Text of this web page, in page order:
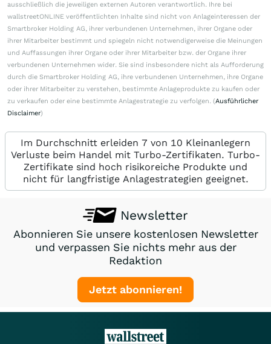
ausschließlich die jeweiligen externen Autoren verantwortlich. Ihre bei
wallstreetONLINE veröffentlichten Inhalte sind nicht von Anlageinteressen der
Smartbroker Holding AG, ihrer verbundenen Unternehmen, ihrer Organe oder
ihrer Mitarbeiter bestimmt und spiegeln nicht notwendigerweise die Meinungen
und Auffassungen ihrer Organe oder ihrer Mitarbeiter bzw. der Organe ihrer
verbundenen Unternehmen wider. Sie sind insbesondere nicht als Aufforderung
durch die Smartbroker Holding AG, ihre verbundenen Unternehmen, ihre Organe
oder ihrer Mitarbeiter zu verstehen, bestimmte Anlageprodukte zu kaufen oder
zu verkaufen oder eine bestimmte Anlagestrategie zu verfolgen. (Ausführlicher
Disclaimer)
Im Durchschnitt erleiden 7 von 10 Kleinanlegern
Verluste beim Handel mit Turbo-Zertifikaten. Turbo-
Zertifikate sind hoch risikoreiche Produkte und
nicht für langfristige Anlagestrategien geeignet.
Newsletter
Abonnieren Sie unsere kostenlosen Newsletter
und verpassen Sie nichts mehr aus der
Redaktion
Jetzt abonnieren!